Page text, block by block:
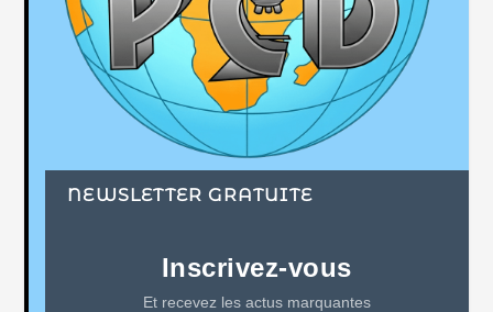
NEWSLETTER GRATUITE
Inscrivez-vous
Et recevez les actus marquantes